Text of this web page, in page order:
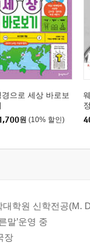
Action) 506
Quotas) 516
배상금, 불법행위법
인식 584
는 어떤 일이 일어
경으로 세상 바로보
원 (10% 할인)
대학원 신학전공(M.
말’운영 중
장